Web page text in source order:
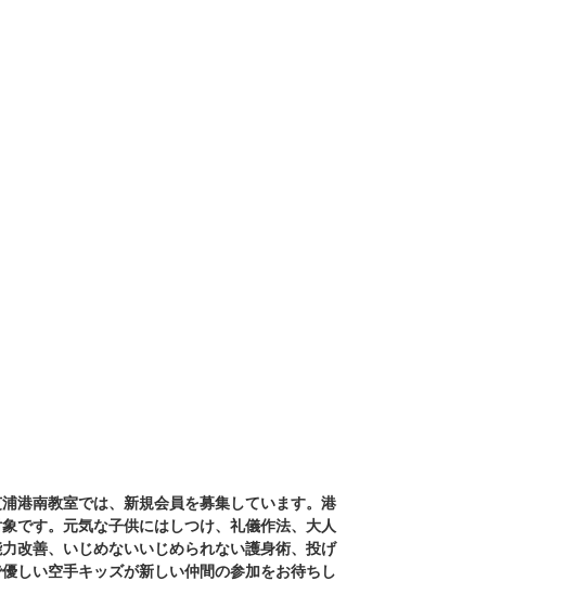
港南教室では、新規会員を募集しています。港
です。元気な子供にはしつけ、礼儀作法、大人
改善、いじめないいじめられない護身術、投げ
しい空手キッズが新しい仲間の参加をお待ちし